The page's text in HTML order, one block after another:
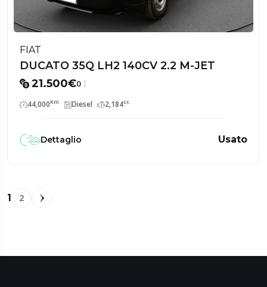
FIAT
DUCATO 35Q LH2 140CV 2.2 M-JET
21.500€0
44,000Km Diesel 2,184cc
Dettaglio Usato
1 2